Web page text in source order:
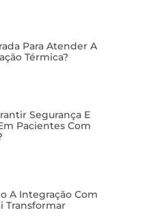
Para Atender A
Térmica?
Segurança E
Pacientes Com
A Integração Com
Transformar